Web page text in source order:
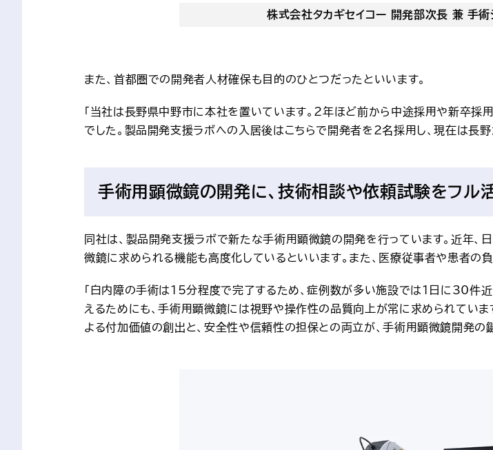
株式会社タカギセイコー 開発部次長 兼 手
また、首都圏での開発者人材確保も目的のひとつだったといいます。
「当社は長野県中野市に本社を置いています。2年ほど前から中途採用や新卒採
でした。製品開発支援ラボへの入居後はこちらで開発者を2名採用し、現在は長
手術用顕微鏡の開発に、技術相談や依頼試験をフル
同社は、製品開発支援ラボで新たな手術用顕微鏡の開発を行っています。近年
微鏡に求められる機能も高度化しているといいます。また、医療従事者や患者の
「白内障の手術は15分程度で完了するため、症例数が多い施設では1日に30件
えるためにも、手術用顕微鏡には視野や操作性の品質向上が常に求められていま
よる付加価値の創出と、安全性や信頼性の担保との両立が、手術用顕微鏡開発の鍵